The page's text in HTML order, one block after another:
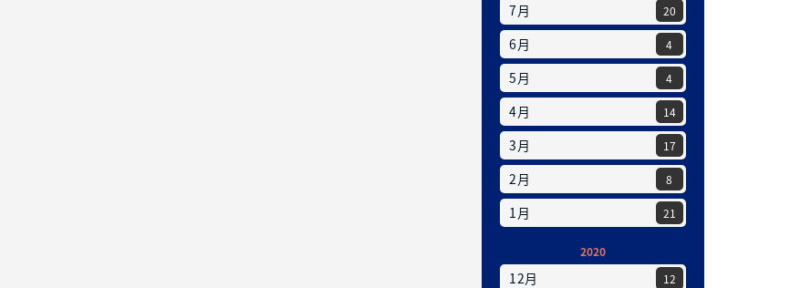
7月 20
6月 4
5月 4
4月 14
3月 17
2月 8
1月 21
2020
12月 12